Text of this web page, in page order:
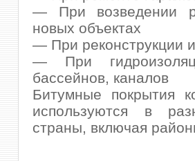
— При возведении
новых объектах
— При реконструкции
— При
бассейнов, каналов
Битумные покрытия
используются в
страны, включая